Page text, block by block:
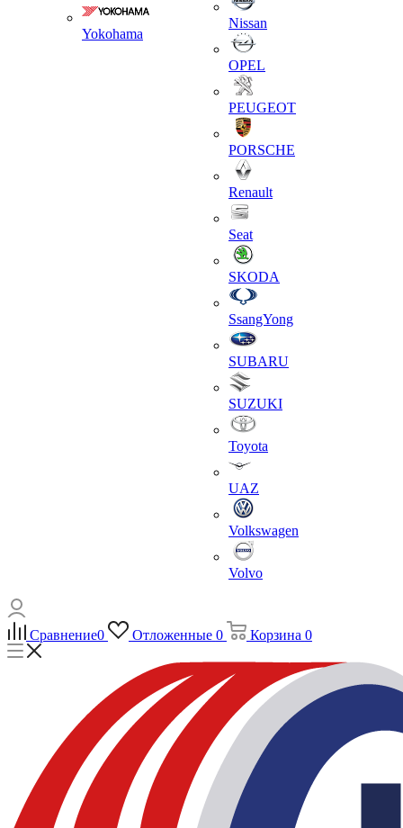
Yokohama
Nissan
OPEL
PEUGEOT
PORSCHE
Renault
Seat
SKODA
SsangYong
SUBARU
SUZUKI
Toyota
UAZ
Volkswagen
Volvo
Сравнение0 Отложенные 0 Корзина 0